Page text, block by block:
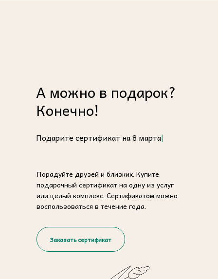
А можно в подарок?
Конечно!
Подарите сертификат на 8 марта|
Порадуйте друзей и близких. Купите
подарочный сертификат на одну из услуг
или целый комплекс. Сертификатом можно
воспользоваться в течение года.
Заказать сертификат